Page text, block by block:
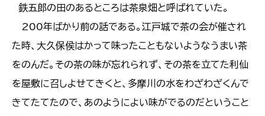
鉄五郎の田のあるところは茶泉畑と呼ばれていた。
200年ばかり前の話である。江戸城で茶の会が催され
た時、大久保侯はかって味ったこともないようなうまい茶
をのんだ。その茶の味が忘れられず、その茶を立てた利仙
を屋敷に召しよせてきくと、多摩川の水をわざわざくんで
きてたてたので、あのようによい味がでるのだということ